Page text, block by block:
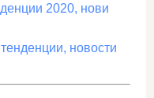
2020, нови
новости